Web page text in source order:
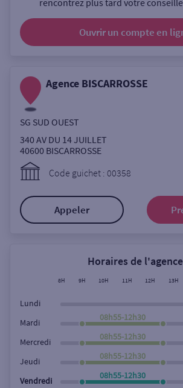
Ouverte le samedi
Ouverte le lundi
Ville / Code postal
Rue
Rechercher
rencontrez plus tard votre
Ouvrir un compte en
Agence BISCARROSSE
SG SUD OUEST
340 AV DU 14 JUILLET
40600 BISCARROSSE
Code guichet : 00358
Appeler
Horaires de l'agence
8H 9H 10H 11H 12H 13H
Lundi
Mardi
08h55-12h30
Mercredi
08h55-12h30
Jeudi
08h55-12h30
Vendredi
08h55-12h30